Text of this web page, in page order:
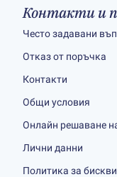
Контакти и
Често задавани
Отказ от поръчка
Контакти
Общи условия
Онлайн решаване
Лични данни
Политика за